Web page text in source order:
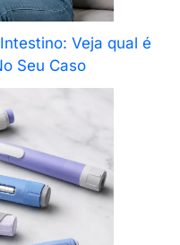
Veja qual é
Seu Caso